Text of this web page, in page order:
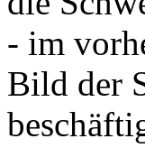
- im
Bild der